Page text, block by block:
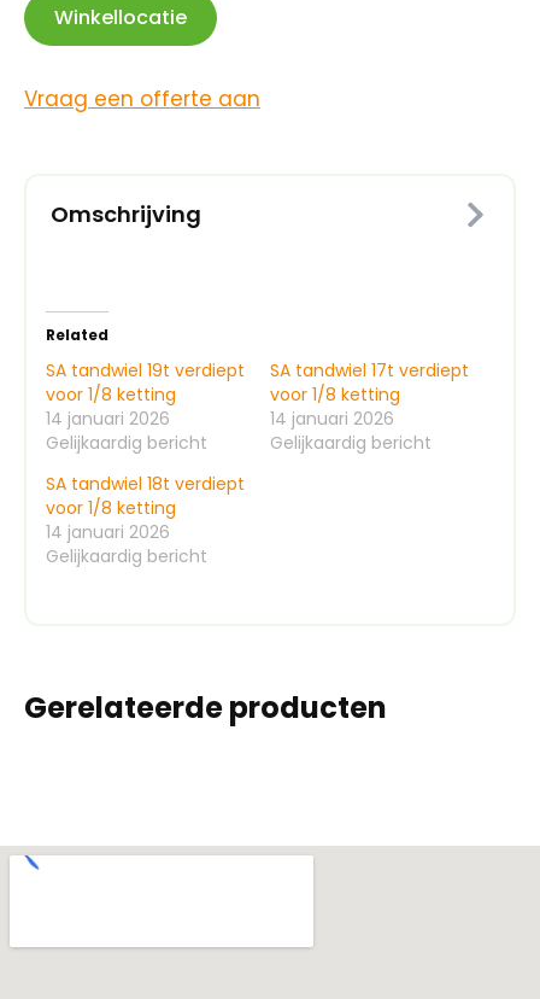
Winkellocatie
Vraag een offerte aan
Omschrijving
Related
SA tandwiel 19t verdiept
voor 1/8 ketting
14 januari 2026
Gelijkaardig bericht
SA tandwiel 17t verdiept
voor 1/8 ketting
14 januari 2026
Gelijkaardig bericht
SA tandwiel 18t verdiept
voor 1/8 ketting
14 januari 2026
Gelijkaardig bericht
Gerelateerde producten